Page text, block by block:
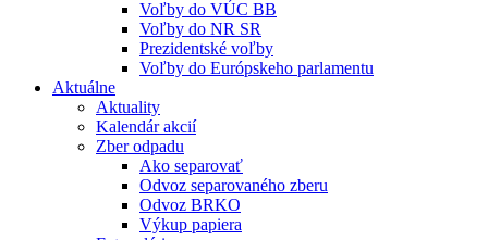
Voľby do VÚC BB
Voľby do NR SR
Prezidentské voľby
Voľby do Európskeho parlamentu
Aktuálne
Aktuality
Kalendár akcií
Zber odpadu
Ako separovať
Odvoz separovaného zberu
Odvoz BRKO
Výkup papiera